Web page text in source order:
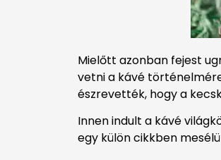
Mielőtt azonban fejest
vetni a kávé
észrevették, hogy a
Innen indult a kávé
egy külön cikkben